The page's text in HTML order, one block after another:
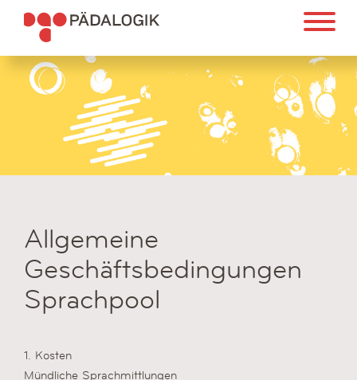
Allgemeine
Geschäftsbedingungen
Sprachpool
1. Kosten
Mündliche Sprachmittlungen